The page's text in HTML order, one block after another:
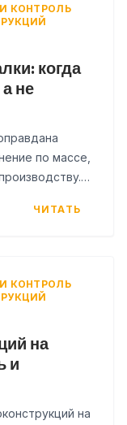
КОНТРОЛЬ
когда
не
по массе,
ЧИТАТЬ
КОНТРОЛЬ
на
и
на